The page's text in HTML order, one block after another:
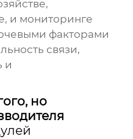
и мониторинге
факторами
связи,
и
но